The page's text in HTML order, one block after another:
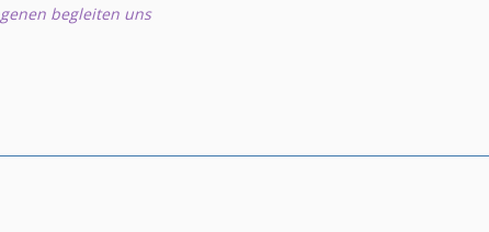
begleiten uns